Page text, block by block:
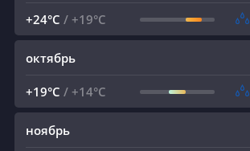
+24°C / +19°C
октябрь
+19°C / +14°C
ноябрь